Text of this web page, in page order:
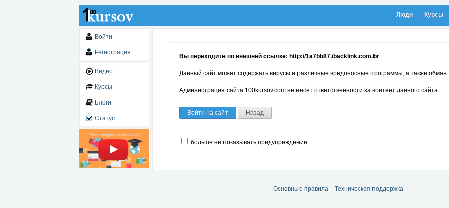
Люди Курсы
Войти
Регистрация
Видео
Курсы
Блоги
Статус
Вы переходите по внешней ссылке: http://1a7bb87.ibacklink.com.br
Данный сайт может содержать вирусы и различные вредоносные программы, а также обман.
Администрация сайта 100kursov.com не несёт ответственности за контент данного сайта.
Войти на сайт Назад
больше не показывать предупреждение
Основные правила Техническая поддержка